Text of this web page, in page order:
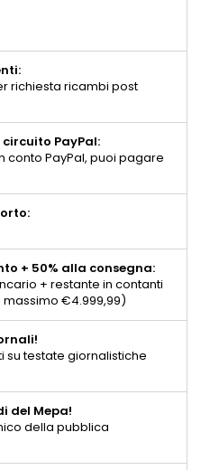
richiesta ricambi post
PayPal:
PayPal, puoi pagare
+ 50% alla consegna:
+ restante in contanti
€4.999,99)
testate giornalistiche
del Mepa!
della pubblica